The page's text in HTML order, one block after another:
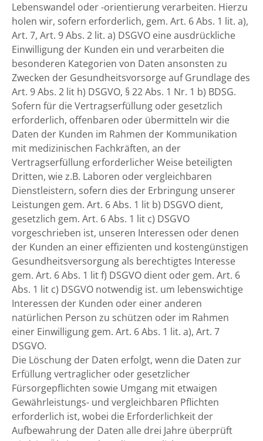
Lebenswandel oder -orientierung verarbeiten. Hierzu
holen wir, sofern erforderlich, gem. Art. 6 Abs. 1 lit. a),
Art. 7, Art. 9 Abs. 2 lit. a) DSGVO eine ausdrückliche
Einwilligung der Kunden ein und verarbeiten die
besonderen Kategorien von Daten ansonsten zu
Zwecken der Gesundheitsvorsorge auf Grundlage des
Art. 9 Abs. 2 lit h) DSGVO, § 22 Abs. 1 Nr. 1 b) BDSG.
Sofern für die Vertragserfüllung oder gesetzlich
erforderlich, offenbaren oder übermitteln wir die
Daten der Kunden im Rahmen der Kommunikation
mit medizinischen Fachkräften, an der
Vertragserfüllung erforderlicher Weise beteiligten
Dritten, wie z.B. Laboren oder vergleichbaren
Dienstleistern, sofern dies der Erbringung unserer
Leistungen gem. Art. 6 Abs. 1 lit b) DSGVO dient,
gesetzlich gem. Art. 6 Abs. 1 lit c) DSGVO
vorgeschrieben ist, unseren Interessen oder denen
der Kunden an einer effizienten und kostengünstigen
Gesundheitsversorgung als berechtigtes Interesse
gem. Art. 6 Abs. 1 lit f) DSGVO dient oder gem. Art. 6
Abs. 1 lit c) DSGVO notwendig ist. um lebenswichtige
Interessen der Kunden oder einer anderen
natürlichen Person zu schützen oder im Rahmen
einer Einwilligung gem. Art. 6 Abs. 1 lit. a), Art. 7
DSGVO.
Die Löschung der Daten erfolgt, wenn die Daten zur
Erfüllung vertraglicher oder gesetzlicher
Fürsorgepflichten sowie Umgang mit etwaigen
Gewährleistungs- und vergleichbaren Pflichten
erforderlich ist, wobei die Erforderlichkeit der
Aufbewahrung der Daten alle drei Jahre überprüft